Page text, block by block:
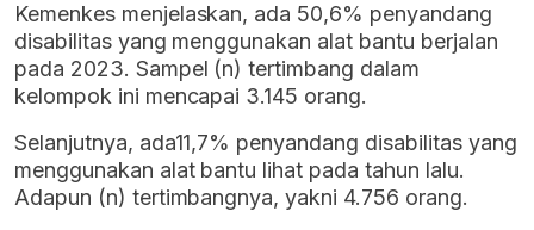
Kemenkes menjelaskan, ada 50,6% penyandang
disabilitas yang menggunakan alat bantu berjalan
pada 2023. Sampel (n) tertimbang dalam
kelompok ini mencapai 3.145 orang.
Selanjutnya, ada11,7% penyandang disabilitas yang
menggunakan alat bantu lihat pada tahun lalu.
Adapun (n) tertimbangnya, yakni 4.756 orang.